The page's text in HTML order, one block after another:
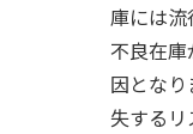
庫には流
不良在
因とな
失するリ